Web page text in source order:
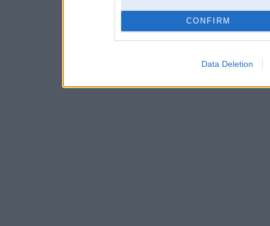
CONFIRM
Data Deletion